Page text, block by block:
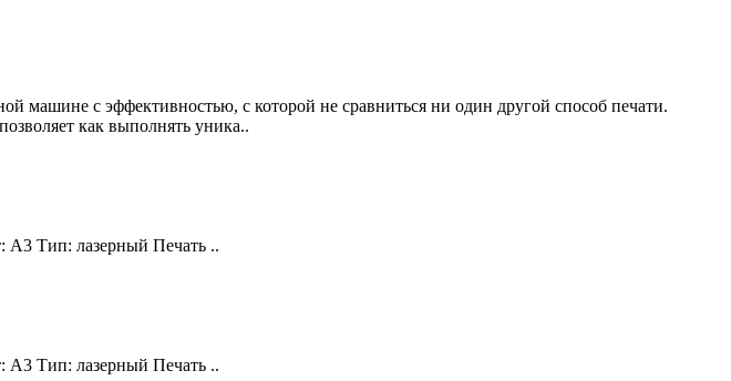
машине с эффективностью, с которой не сравниться ни один другой способ печати.
как выполнять уника..
A3 Тип: лазерный Печать ..
A3 Тип: лазерный Печать ..